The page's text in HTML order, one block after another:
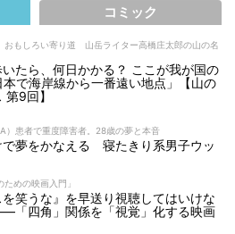
コミック
おもしろい寄り道 山岳ライター高橋庄太郎の山の名
たら、何日かかる？ ここが我が国の
本で海岸線から一番遠い地点」【山の
9回】
）患者で重度障害者。28歳の夢と本音
で夢をかなえる 寝たきり系男子ウッ
めの映画入門」
を笑うな』を早送り視聴してはいけな
「四角」関係を「視覚」化する映画